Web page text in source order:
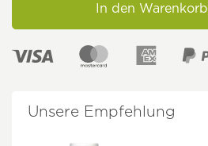
In den Warenkorb
Unsere Empfehlung